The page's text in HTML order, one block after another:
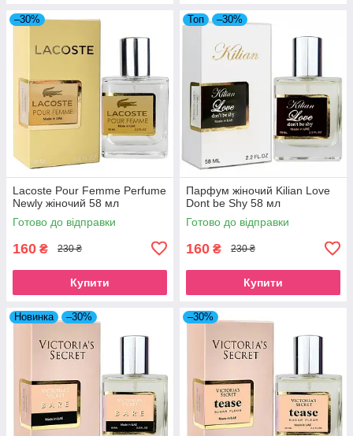
–30%
Lacoste Pour Femme Perfume
Newly жіночий 58 мл
Готово до відправки
160 ₴ 230 ₴
Купити
Топ –30%
Парфум жіночий Kilian Love
Dont be Shy 58 мл
Готово до відправки
160 ₴ 230 ₴
Купити
Новинка –30% –30%